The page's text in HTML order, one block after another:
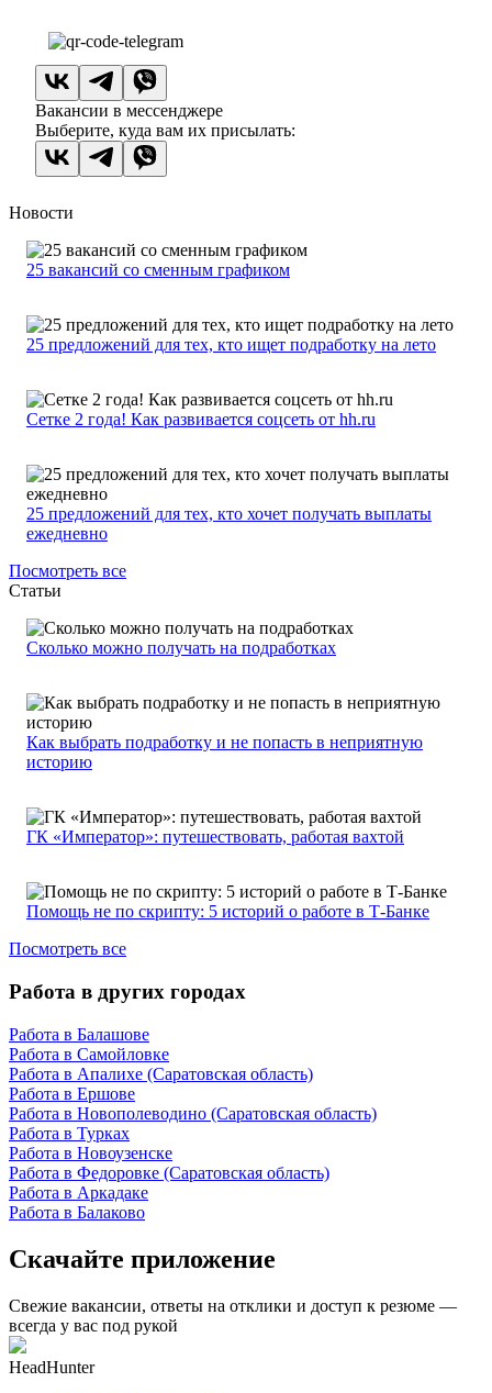
Вакансии в мессенджере
Выберите, куда вам их присылать:
Новости
25 вакансий со сменным графиком
25 предложений для тех, кто ищет подработку на лето
Сетке 2 года! Как развивается соцсеть от hh.ru
25 предложений для тех, кто хочет получать выплаты
ежедневно
Посмотреть все
Статьи
Сколько можно получать на подработках
Как выбрать подработку и не попасть в неприятную
историю
ГК «Император»: путешествовать, работая вахтой
Помощь не по скрипту: 5 историй о работе в Т-Банке
Посмотреть все
Работа в других городах
Работа в Балашове
Работа в Самойловке
Работа в Апалихе (Саратовская область)
Работа в Ершове
Работа в Новополеводино (Саратовская область)
Работа в Турках
Работа в Новоузенске
Работа в Федоровке (Саратовская область)
Работа в Аркадаке
Работа в Балаково
Скачайте приложение
Свежие вакансии, ответы на отклики и доступ к резюме —
всегда у вас под рукой
HeadHunter